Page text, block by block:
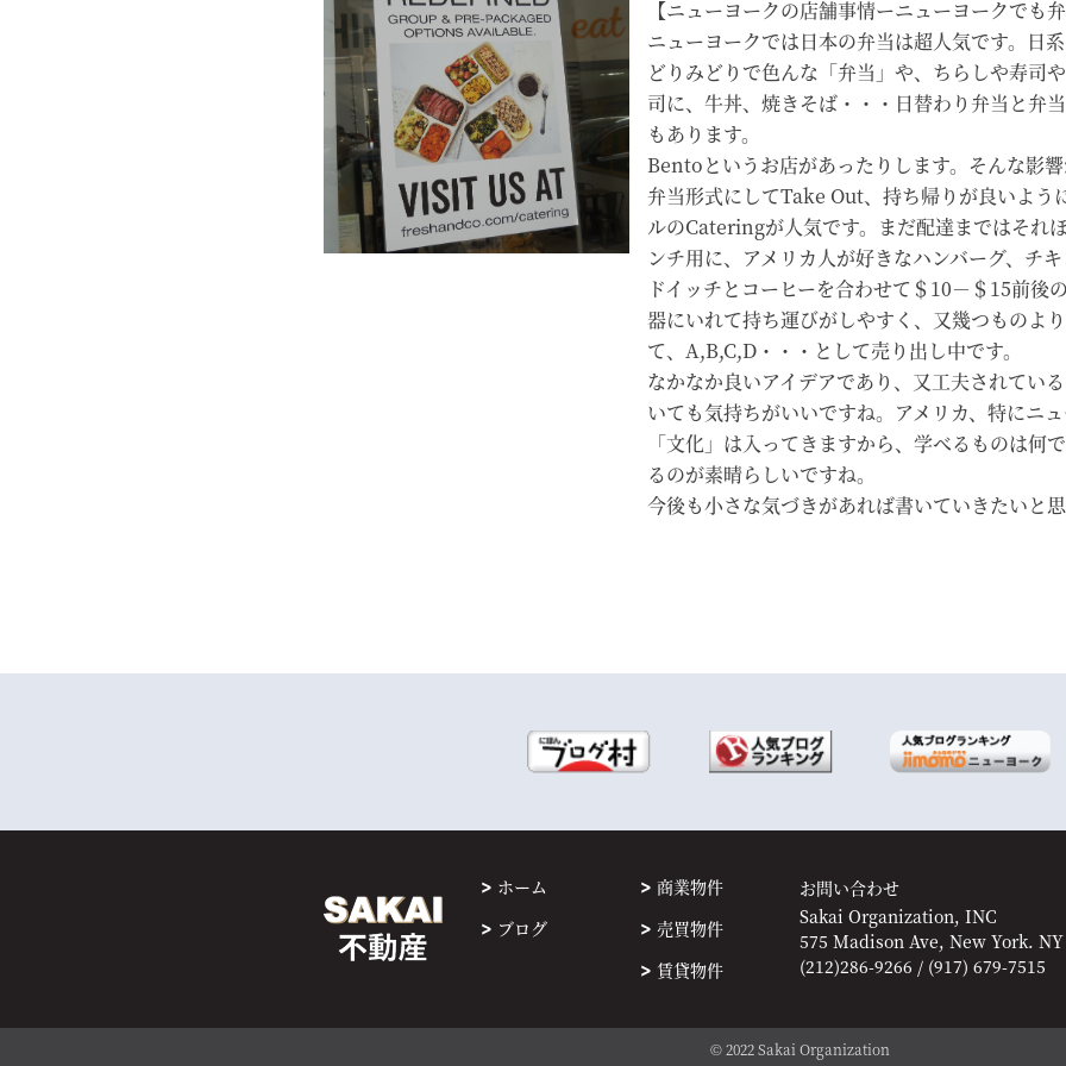
【ニューヨークの店舗事情ーニューヨークでも弁
ニューヨークでは日本の弁当は超人気です。日
どりみどりで色んな「弁当」や、ちらしや寿司
司に、牛丼、焼きそば・・・日替わり弁当と弁
もあります。
Bentoというお店があったりします。そんな影
弁当形式にしてTake Out、持ち帰りが良いよう
ルのCateringが人気です。まだ配達まではそれ
ンチ用に、アメリカ人が好きなハンバーグ、チ
ドイッチとコーヒーを合わせて＄10－＄15前後
器にいれて持ち運びがしやすく、又幾つものよ
て、A,B,C,D・・・として売り出し中です。
なかなか良いアイデアであり、又工夫されてい
いても気持ちがいいですね。アメリカ、特にニ
「文化」は入ってきますから、学べるものは何
るのが素晴らしいですね。
今後も小さな気づきがあれば書いていきたいと思
ホーム
ブログ
商業物件
売買物件
賃貸物件
お問い合わせ
Sakai Organization, INC
575 Madison Ave, New York. NY
(212)286-9266 / (917) 679-7515
© 2022 Sakai Organization